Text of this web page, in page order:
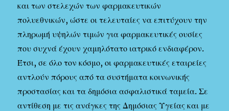
και των στελεχών των φαρμακευτικών
πολυεθνικών, ώστε οι τελευταίες να επιτύχουν την
πληρωμή υψηλών τιμών για φαρμακευτικές ουσίες
που συχνά έχουν χαμηλότατο ιατρικό ενδιαφέρον.
Έτσι, σε όλο τον κόσμο, οι φαρμακευτικές εταιρείες
αντλούν πόρους από τα συστήματα κοινωνικής
προστασίας και τα δημόσια ασφαλιστικά ταμεία. Σε
αντίθεση με τις ανάγκες της Δημόσιας Υγείας και με